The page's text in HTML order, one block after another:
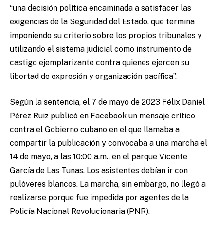
“una decisión política encaminada a satisfacer las
exigencias de la Seguridad del Estado, que termina
imponiendo su criterio sobre los propios tribunales y
utilizando el sistema judicial como instrumento de
castigo ejemplarizante contra quienes ejercen su
libertad de expresión y organización pacífica”.
Según la sentencia, el 7 de mayo de 2023 Félix Daniel
Pérez Ruiz publicó en Facebook un mensaje crítico
contra el Gobierno cubano en el que llamaba a
compartir la publicación y convocaba a una marcha el
14 de mayo, a las 10:00 a.m., en el parque Vicente
García de Las Tunas. Los asistentes debían ir con
pulóveres blancos. La marcha, sin embargo, no llegó a
realizarse porque fue impedida por agentes de la
Policía Nacional Revolucionaria (PNR).